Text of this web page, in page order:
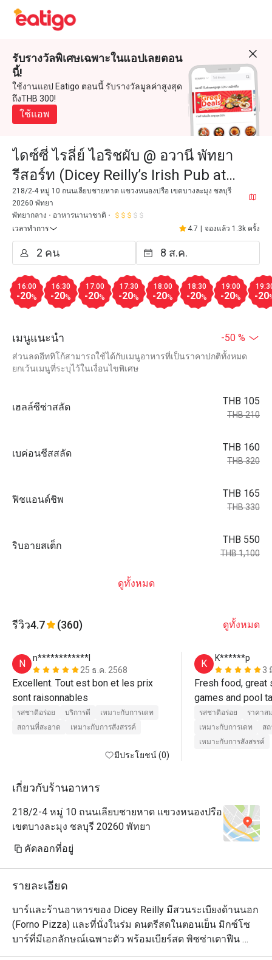
รับรางวัลพิเศษเฉพาะในแอปเลยตอน
นี้!
ใช้งานแอป Eatigo ตอนนี้ รับรางวัลมูลค่าสูงสุด
ถึงTHB 300!
ใช้แอพ
ไดซ์ซี่ ไรลี่ย์ ไอริชผับ @ อวานี พัทยา
รีสอร์ท (Dicey Reilly’s Irish Pub at
Avani Pattaya Resort)
218/2-4 หมู่ 10 ถนนเลียบชายหาด แขวงหนองปรือ เขตบางละมุง ชลบุรี
20260 พัทยา
พัทยากลาง
อาหารนานาชาติ
เวลาทำการ
4.7 จองแล้ว 1.3k ครั้ง
16:00
-20%
16:30
-20%
17:00
-20%
17:30
-20%
18:00
-20%
18:30
-20%
19:00
-20% -20
เมนูแนะนำ -50 %
ส่วนลดอีททิโก้สามารถใช้ได้กับเมนูอาหารที่เป็นราคาปกติทั้งหมด
ยกเว้นเมนูที่ระบุไว้ในเงื่อนไขพิเศษ
เฮลล์ซีซ่าสลัด
THB 105
THB 210
เบค่อนชีสสลัด
THB 160
THB 320
ฟิชแอนด์ชิพ
THB 165
THB 330
ริบอายสเต็ก
THB 550
THB 1,100
ดูทั้งหมด
รีวิว4.7 (360) ดูทั้งหมด
N
n************l
25 ธ.ค. 2568
Excellent. Tout est bon et les prix
รสชาติอร่อย บริการดี
เหมาะกับการเดท
สถานที่สะอาด
เหมาะกับการสังสรรค์
มีประโยชน์ (0)
K
K******p
3
Fresh food, great
รสชาติอร่อย
ราคาส
เหมาะกับการเดท
ส
เหมาะกับการสังสรรค์
เกี่ยวกับร้านอาหาร
218/2-4 หมู่ 10 ถนนเลียบชายหาด แขวงหนองปรือ
เขตบางละมุง ชลบุรี 20260 พัทยา
คัดลอกที่อยู่
รายละเอียด
บาร์และร้านอาหารของ Dicey Reilly มีสวนระเบียงด้านนอก
(Forno Pizza) และที่นั่งในร่ม ดนตรีสดในตอนเย็น มิกซ์โซ
บาร์ที่มีเอกลักษณ์เฉพาะตัว พร้อมเบียร์สด พิซซ่าเตาฟืน
ของกินเล่น ของว่าง บรรยากาศเป็นกันเอง มีไหวพริบ และ